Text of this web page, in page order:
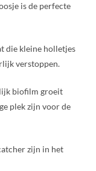
is de perfecte
die kleine holletjes
verstoppen.
biofilm groeit
plek zijn voor de
zijn in het